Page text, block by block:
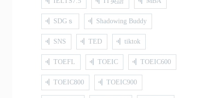
SDGｓ Shadowing Buddy
SNS TED tiktok
TOEFL TOEIC TOEIC600
TOEIC800 TOEIC900